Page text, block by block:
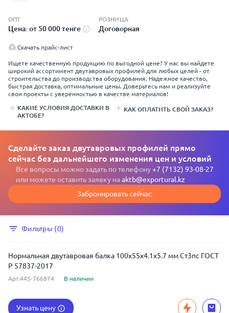
ОПТ
Цена: от 50 000 тенге
РОЗНИЦА
Договорная
Скачать прайс-лист
Ищете качественную продукцию по выгодной цене? У нас вы найдете
широкий ассортимент двутавровых профилей для любых целей - от
строительства до производства оборудования. Надежное качество,
быстрая доставка, оптимальные цены. Доверьтесь нам и реализуйте
свои проекты с уверенностью в качестве материалов!
КАКИЕ УСЛОВИЯ ДОСТАВКИ В
АКТОБЕ?
КАК ОПЛАТИТЬ СВОЙ ЗАКАЗ?
Сделайте заказ двутавровых профилей прямо
сейчас без дальнейшего изменения цен и условий
Все вопросы можно задать по телефону+7 (7132) 93-08-27
или можете оставить заявку наaktb@exportural.kz
Забронировать сейчас
Фильтры (0)
Нормальная двутавровая балка 100x55x4.1x5.7 мм Ст3пс ГОСТ
Р 57837-2017
Арт.445-766874 В наличии
Узнать цену